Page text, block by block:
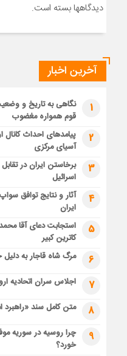
دیدگاهها بسته است.
آخرین اخبار
1
نگاهی به تاریخ و
قوم همواره مغضوب
2
پیامدهای احداث کانال
آسیای مرکزی
3
برخاستن ایران در
اسرائیل
4
آثار و نتایج توافق
ایران
5
استجابت دعای آقا
کاترین کبیر
6 مرگ شاه قاجار به
7 اجلاس سران اتحادیه
8 متن کامل سند «راهبرد
9
چرا روسیه در سوریه
خورد؟